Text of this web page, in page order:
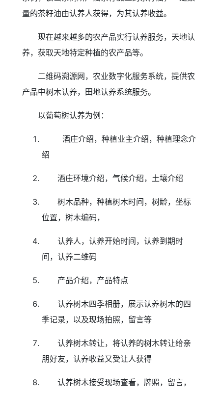
量的茶籽油由认养人获得，为其认养收益。
现在越来越多的农产品实行认养服务，天地认
养，获取天地特定种植的农产品等。
二维码溯源网，农业数字化服务系统，提供农
产品中树木认养，田地认养系统服务。
以葡萄树认养为例：
酒庄介绍，种植业主介绍，种植理念介
绍
酒庄环境介绍，气候介绍，土壤介绍
树木品种，种植树木时间，树龄，坐标
位置，树木编码，
认养人，认养开始时间，认养到期时
间，认养二维码
产品介绍，产品特点
认养树木四季相册，展示认养树木的四
季记录，以及现场拍照，留言等
认养树木转让，将认养的树木转让给亲
朋好友，认养收益又受让人获得
认养树木接受现场查看，牌照，留言，